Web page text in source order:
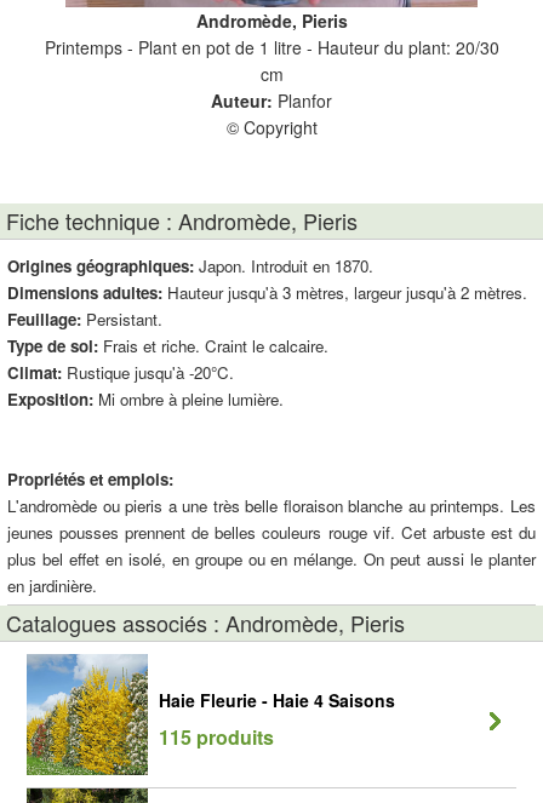
Andromède, Pieris
Printemps - Plant en pot de 1 litre - Hauteur du plant: 20/30
cm
Auteur: Planfor
© Copyright
Fiche technique : Andromède, Pieris
Origines géographiques: Japon. Introduit en 1870.
Dimensions adultes: Hauteur jusqu'à 3 mètres, largeur jusqu'à 2 mètres.
Feuillage: Persistant.
Type de sol: Frais et riche. Craint le calcaire.
Climat: Rustique jusqu'à -20°C.
Exposition: Mi ombre à pleine lumière.
Propriétés et emplois:
L'andromède ou pieris a une très belle floraison blanche au printemps. Les
jeunes pousses prennent de belles couleurs rouge vif. Cet arbuste est du
plus bel effet en isolé, en groupe ou en mélange. On peut aussi le planter
en jardinière.
Catalogues associés : Andromède, Pieris
Haie Fleurie - Haie 4 Saisons
115 produits